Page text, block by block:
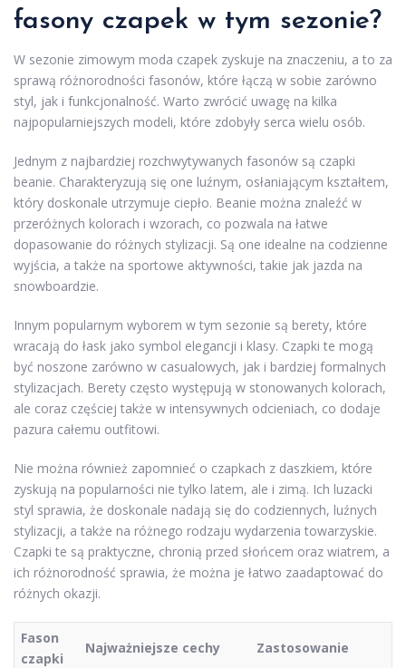
fasony czapek w tym sezonie?
W sezonie zimowym moda czapek zyskuje na znaczeniu, a to za
sprawą różnorodności fasonów, które łączą w sobie zarówno
styl, jak i funkcjonalność. Warto zwrócić uwagę na kilka
najpopularniejszych modeli, które zdobyły serca wielu osób.
Jednym z najbardziej rozchwytywanych fasonów są czapki
beanie. Charakteryzują się one luźnym, osłaniającym kształtem,
który doskonale utrzymuje ciepło. Beanie można znaleźć w
przeróżnych kolorach i wzorach, co pozwala na łatwe
dopasowanie do różnych stylizacji. Są one idealne na codzienne
wyjścia, a także na sportowe aktywności, takie jak jazda na
snowboardzie.
Innym popularnym wyborem w tym sezonie są berety, które
wracają do łask jako symbol elegancji i klasy. Czapki te mogą
być noszone zarówno w casualowych, jak i bardziej formalnych
stylizacjach. Berety często występują w stonowanych kolorach,
ale coraz częściej także w intensywnych odcieniach, co dodaje
pazura całemu outfitowi.
Nie można również zapomnieć o czapkach z daszkiem, które
zyskują na popularności nie tylko latem, ale i zimą. Ich luzacki
styl sprawia, że doskonale nadają się do codziennych, luźnych
stylizacji, a także na różnego rodzaju wydarzenia towarzyskie.
Czapki te są praktyczne, chronią przed słońcem oraz wiatrem, a
ich różnorodność sprawia, że można je łatwo zaadaptować do
różnych okazji.
Fason
czapki
Najważniejsze cechy Zastosowanie